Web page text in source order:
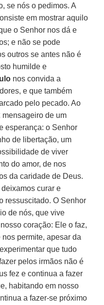
se nós o pedimos. A
em mostrar aquilo
o Senhor nos dá e
e não se pode
outros se antes não é
humilde e
nos convida a
e que também
pelo pecado. Ao
mensageiro de um
esperança: o Senhor
de libertação, um
de viver
do amor, de nos
da caridade de Deus.
curar e
ressuscitado. O Senhor
de nós, que vive
coração: Ele o faz,
permite, apesar da
que tudo
pelos irmãos não é
fez e continua a fazer
habitando em nosso
a fazer-se próximo